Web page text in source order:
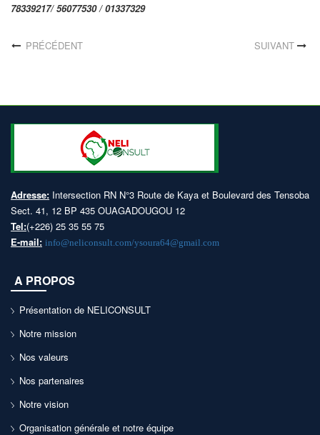
78339217/ 56077530 / 01337329
PRÉCÉDENT SUIVANT
Adresse: Intersection RN N°3 Route de Kaya et Boulevard des Tensoba
Sect. 41, 12 BP 435 OUAGADOUGOU 12
Tel:(+226) 25 35 55 75
E-mail: info@neliconsult.com/ysoura64@gmail.com
A PROPOS
Présentation de NELICONSULT
Notre mission
Nos valeurs
Nos partenaires
Notre vision
Organisation générale et notre équipe